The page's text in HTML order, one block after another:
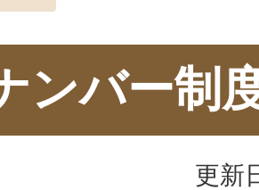
ンバー制
更新